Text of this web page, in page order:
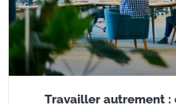
Travailler autrement :